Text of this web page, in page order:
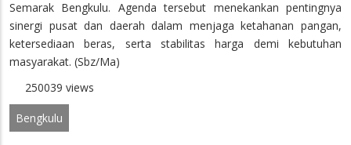
Semarak Bengkulu. Agenda tersebut menekankan pentingnya
sinergi pusat dan daerah dalam menjaga ketahanan pangan,
ketersediaan beras, serta stabilitas harga demi kebutuhan
masyarakat. (Sbz/Ma)
250039 views
Bengkulu